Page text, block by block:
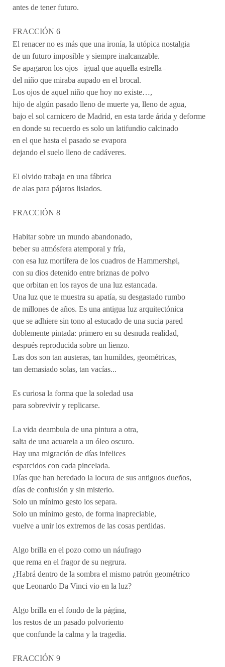
antes de tener futuro.
FRACCIÓN 6
El renacer no es más que una ironía, la utópica nostalgia
de un futuro imposible y siempre inalcanzable.
Se apagaron los ojos –igual que aquella estrella–
del niño que miraba aupado en el brocal.
Los ojos de aquel niño que hoy no existe…,
hijo de algún pasado lleno de muerte ya, lleno de agua,
bajo el sol carnicero de Madrid, en esta tarde árida y deforme
en donde su recuerdo es solo un latifundio calcinado
en el que hasta el pasado se evapora
dejando el suelo lleno de cadáveres.
El olvido trabaja en una fábrica
de alas para pájaros lisiados.
FRACCIÓN 8
Habitar sobre un mundo abandonado,
beber su atmósfera atemporal y fría,
con esa luz mortífera de los cuadros de Hammershøi,
con su dios detenido entre briznas de polvo
que orbitan en los rayos de una luz estancada.
Una luz que te muestra su apatía, su desgastado rumbo
de millones de años. Es una antigua luz arquitectónica
que se adhiere sin tono al estucado de una sucia pared
doblemente pintada: primero en su desnuda realidad,
después reproducida sobre un lienzo.
Las dos son tan austeras, tan humildes, geométricas,
tan demasiado solas, tan vacías...
Es curiosa la forma que la soledad usa
para sobrevivir y replicarse.
La vida deambula de una pintura a otra,
salta de una acuarela a un óleo oscuro.
Hay una migración de días infelices
esparcidos con cada pincelada.
Días que han heredado la locura de sus antiguos dueños,
días de confusión y sin misterio.
Solo un mínimo gesto los separa.
Solo un mínimo gesto, de forma inapreciable,
vuelve a unir los extremos de las cosas perdidas.
Algo brilla en el pozo como un náufrago
que rema en el fragor de su negrura.
¿Habrá dentro de la sombra el mismo patrón geométrico
que Leonardo Da Vinci vio en la luz?
Algo brilla en el fondo de la página,
los restos de un pasado polvoriento
que confunde la calma y la tragedia.
FRACCIÓN 9